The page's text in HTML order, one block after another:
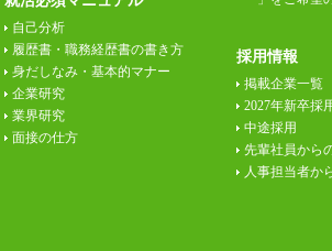
自己分析
履歴書・職務経歴書の書き方
身だしなみ・基本的マナー
企業研究
業界研究
面接の仕方
採用情報
掲載企業一覧
2027年新卒採
中途採用
先輩社員から
人事担当者か